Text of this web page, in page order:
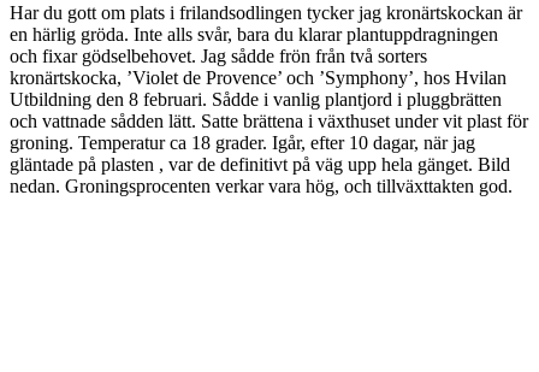
Har du gott om plats i frilandsodlingen tycker jag kronärtskockan är
en härlig gröda. Inte alls svår, bara du klarar plantuppdragningen
och fixar gödselbehovet. Jag sådde frön från två sorters
kronärtskocka, ’Violet de Provence’ och ’Symphony’, hos Hvilan
Utbildning den 8 februari. Sådde i vanlig plantjord i pluggbrätten
och vattnade sådden lätt. Satte brättena i växthuset under vit plast för
groning. Temperatur ca 18 grader. Igår, efter 10 dagar, när jag
gläntade på plasten , var de definitivt på väg upp hela gänget. Bild
nedan. Groningsprocenten verkar vara hög, och tillväxttakten god.